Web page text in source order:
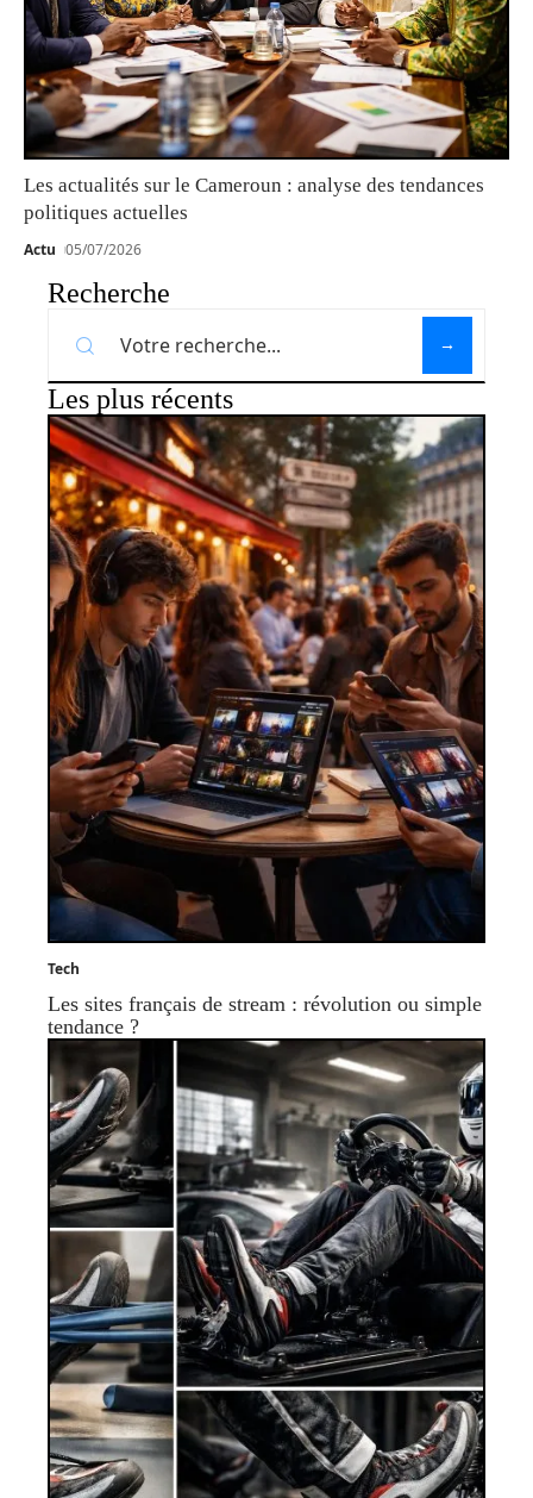
Les actualités sur le Cameroun : analyse des tendances
politiques actuelles
Actu 05/07/2026
Recherche
Les plus récents
Tech
Les sites français de stream : révolution ou simple
tendance ?